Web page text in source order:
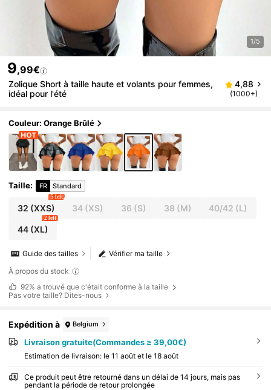
1/5
9,99€
Zolique Short à taille haute et volants pour femmes,
idéal pour l'été
4,88
(1000+)
Couleur: Orange Brûlé
Taille: FR Standard
32 (XXS)
5 left
34 (XS) 36 (S) 38 (M) 40/42 (L)
44(XL)
2 left
Vérifier ma taille
Guide des tailles
À propos du stock
92% a trouvé que c'était conforme à la taille
Pas votre taille? Dites-nous
Expédition à Belgium
Livraison gratuite(Commandes ≥ 39,00€)
Estimation de livraison: le 11 août et le 18 août
Ce produit peut être retourné dans un délai de 14 jours, mais pas
pendant la période de retour prolongée